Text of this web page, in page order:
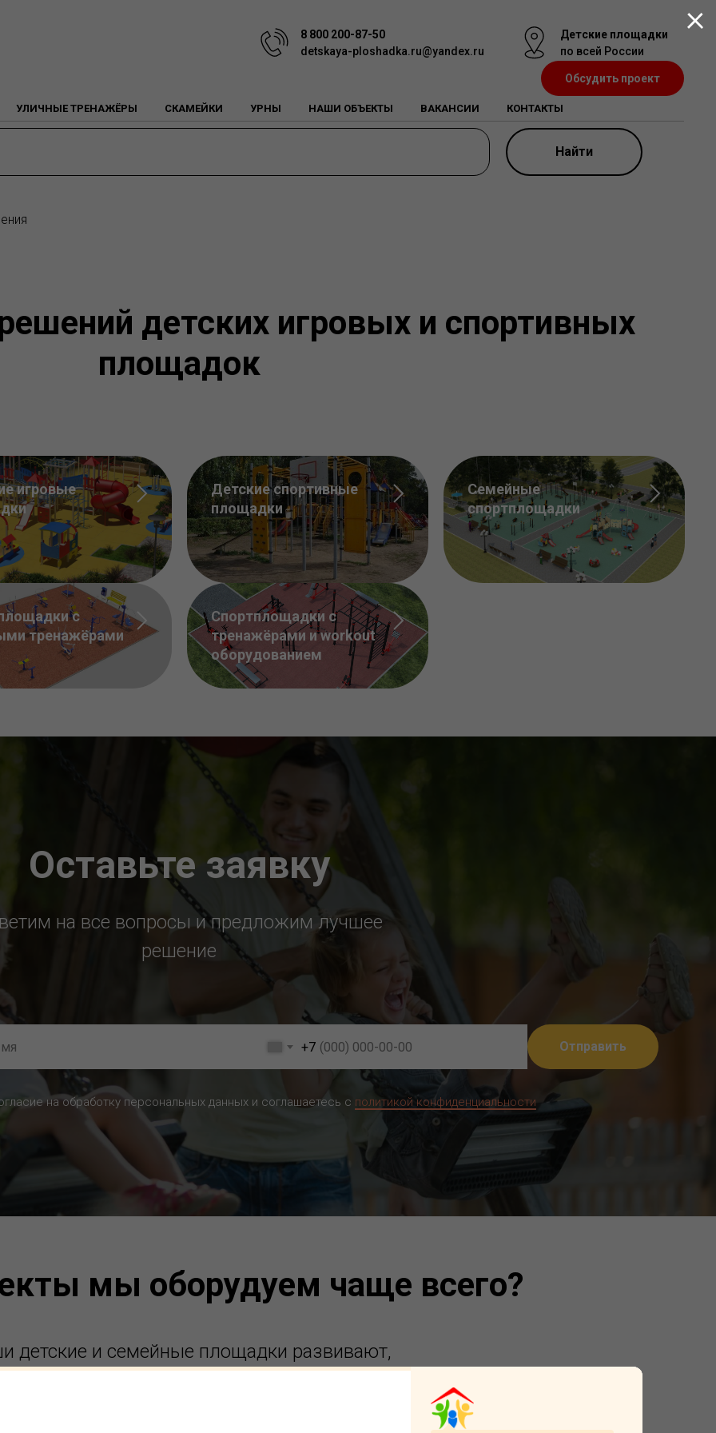
8 800 200-87-50
detskaya-ploshadka.ru@yandex.ru
Детские площадки
по всей России
Обсудить проект
УЛИЧНЫЕ ТРЕНАЖЁРЫ СКАМЕЙКИ УРНЫ НАШИ ОБЪЕКТЫ ВАКАНСИИ КОНТАКТЫ
Найти
детских игровых и спортивных
площадок
игровые
Детские спортивные
площадки
Семейные
спортплощадки
с
тренажёрами
Спортплощадки с
тренажёрами и workout
оборудованием
Оставьте заявку
на все вопросы и предложим лучшее
решение
+7 Отправить
на обработку персональных данных и соглашаетесь c политикой конфиденциальности
мы оборудуем чаще всего?
детские и семейные площадки развивают,